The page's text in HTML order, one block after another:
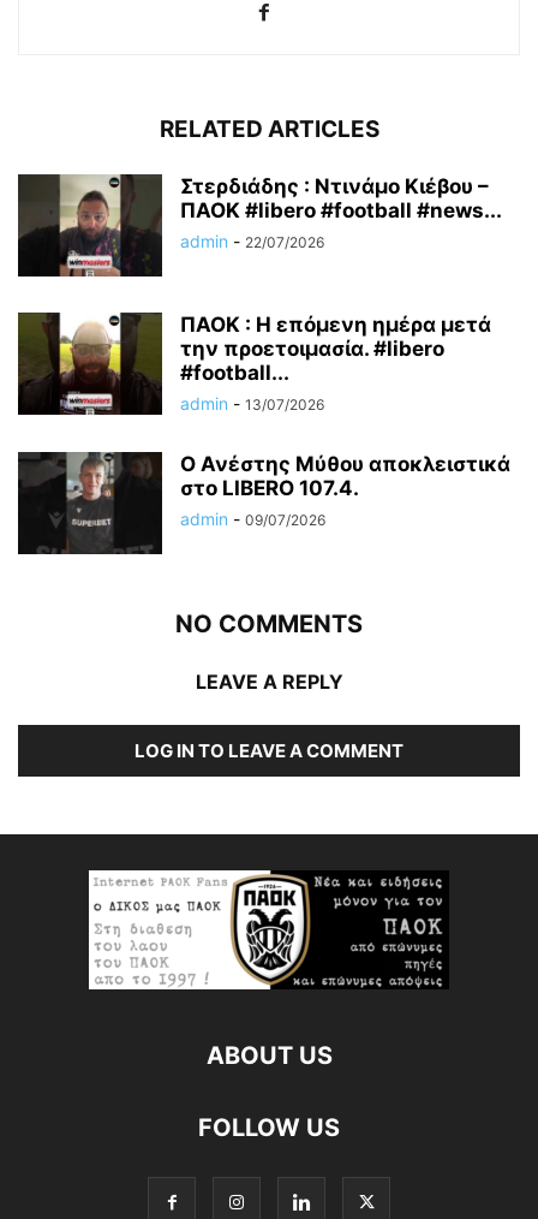
RELATED ARTICLES
Στερδιάδης : Ντινάμο Κιέβου –
ΠΑΟΚ #libero #football #news...
admin - 22/07/2026
ΠΑΟΚ : Η επόμενη ημέρα μετά
την προετοιμασία. #libero
#football...
admin - 13/07/2026
Ο Ανέστης Μύθου αποκλειστικά
στο LIBERO 107.4.
admin - 09/07/2026
NO COMMENTS
LEAVE A REPLY
LOG IN TO LEAVE A COMMENT
ABOUT US
FOLLOW US